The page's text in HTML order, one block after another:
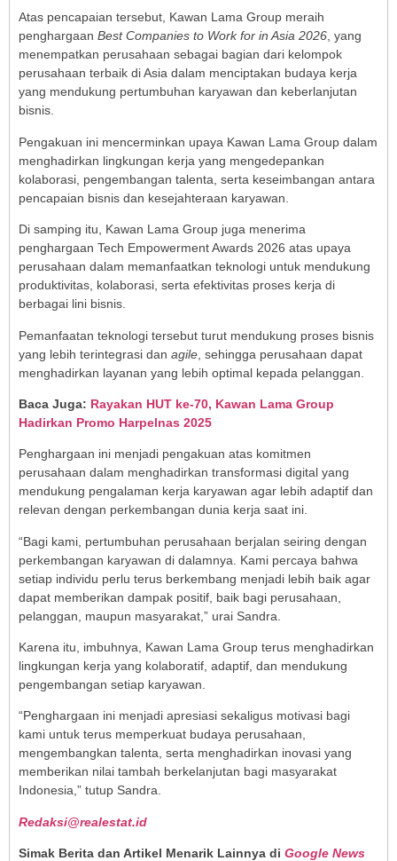
Atas pencapaian tersebut, Kawan Lama Group meraih
penghargaan Best Companies to Work for in Asia 2026, yang
menempatkan perusahaan sebagai bagian dari kelompok
perusahaan terbaik di Asia dalam menciptakan budaya kerja
yang mendukung pertumbuhan karyawan dan keberlanjutan
bisnis.
Pengakuan ini mencerminkan upaya Kawan Lama Group dalam
menghadirkan lingkungan kerja yang mengedepankan
kolaborasi, pengembangan talenta, serta keseimbangan antara
pencapaian bisnis dan kesejahteraan karyawan.
Di samping itu, Kawan Lama Group juga menerima
penghargaan Tech Empowerment Awards 2026 atas upaya
perusahaan dalam memanfaatkan teknologi untuk mendukung
produktivitas, kolaborasi, serta efektivitas proses kerja di
berbagai lini bisnis.
Pemanfaatan teknologi tersebut turut mendukung proses bisnis
yang lebih terintegrasi dan agile , sehingga perusahaan dapat
menghadirkan layanan yang lebih optimal kepada pelanggan.
Baca Juga: Rayakan HUT ke-70, Kawan Lama Group
Hadirkan Promo Harpelnas 2025
Penghargaan ini menjadi pengakuan atas komitmen
perusahaan dalam menghadirkan transformasi digital yang
mendukung pengalaman kerja karyawan agar lebih adaptif dan
relevan dengan perkembangan dunia kerja saat ini.
“Bagi kami, pertumbuhan perusahaan berjalan seiring dengan
perkembangan karyawan di dalamnya. Kami percaya bahwa
setiap individu perlu terus berkembang menjadi lebih baik agar
dapat memberikan dampak positif, baik bagi perusahaan,
pelanggan, maupun masyarakat,” urai Sandra.
Karena itu, imbuhnya, Kawan Lama Group terus menghadirkan
lingkungan kerja yang kolaboratif, adaptif, dan mendukung
pengembangan setiap karyawan.
“Penghargaan ini menjadi apresiasi sekaligus motivasi bagi
kami untuk terus memperkuat budaya perusahaan,
mengembangkan talenta, serta menghadirkan inovasi yang
memberikan nilai tambah berkelanjutan bagi masyarakat
Indonesia,” tutup Sandra.
Redaksi@realestat.id
Simak Berita dan Artikel Menarik Lainnya di Google News